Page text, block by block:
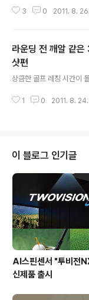
는 분들이 많은데요, 그 이
적어도 3배는 더 재미있
외국 골퍼이름!! WOW~
사실 LPGA 볼 때 마다 자
국 경기라는 이름이 낯설
3 0 2011. 8. 26.
라운딩 전 깨알 같은
샷편
상큼한 골프 레칭 시간이
1 0 2011. 8. 24.
이 블로그 인기글
AI스핀센서 "투비전
신제품 출시